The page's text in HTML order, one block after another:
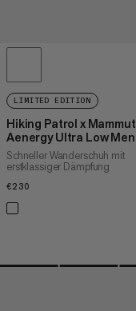
LIMITED EDITION
Hiking Patrol x Mammut
Aenergy Ultra Low Men
Schneller Wanderschuh mit
erstklassiger Dämpfung
€230